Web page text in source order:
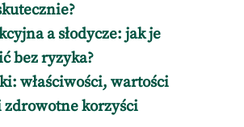
a słodycze: jak je
bez ryzyka?
właściwości, wartości
zdrowotne korzyści